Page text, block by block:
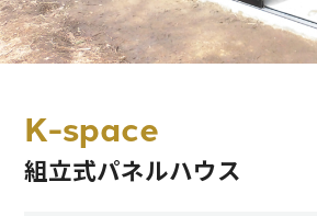
K-space
組立式パネルハウス